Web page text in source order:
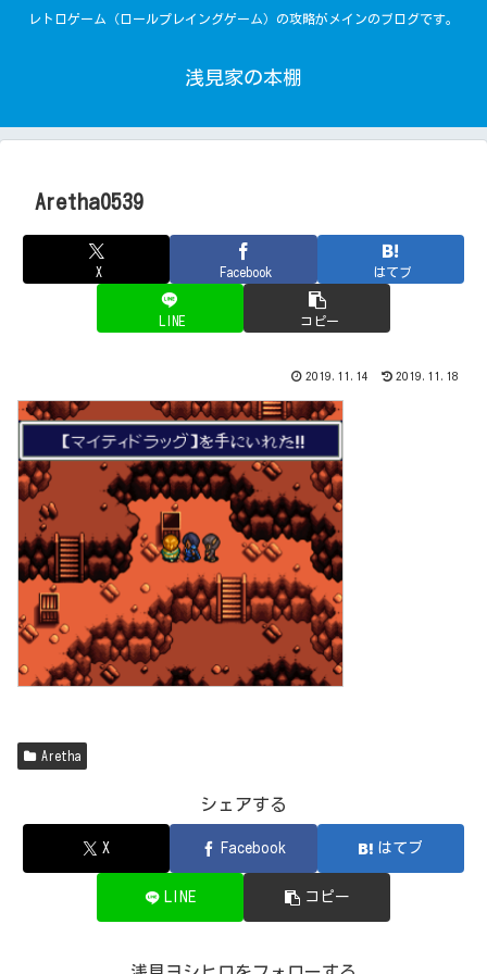
レトロゲーム（ロールプレイングゲーム）の攻略がメインのブログです。
浅見家の本棚
Aretha0539
X Facebook はてブ
LINE コピー
2019.11.14 2019.11.18
Aretha
シェアする
X Facebook はてブ
LINE コピー